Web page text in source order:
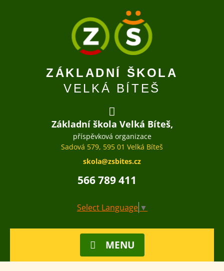
ZÁKLADNÍ ŠKOLA
VELKÁ BÍTEŠ
Základní škola Velká Bíteš,
příspěvková organizace
Sadová 579, 595 01 Velká Bíteš
skola@zsbites.cz
566 789 411
Select Language ▼
MENU